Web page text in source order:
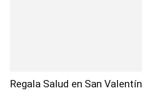
Regala Salud en San Valentín